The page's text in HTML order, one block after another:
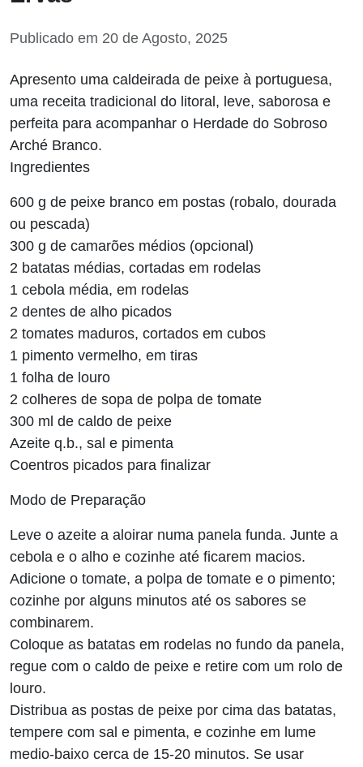
Publicado em 20 de Agosto, 2025
Apresento uma caldeirada de peixe à portuguesa,
uma receita tradicional do litoral, leve, saborosa e
perfeita para acompanhar o Herdade do Sobroso
Arché Branco.
Ingredientes
600 g de peixe branco em postas (robalo, dourada
ou pescada)
300 g de camarões médios (opcional)
2 batatas médias, cortadas em rodelas
1 cebola média, em rodelas
2 dentes de alho picados
2 tomates maduros, cortados em cubos
1 pimento vermelho, em tiras
1 folha de louro
2 colheres de sopa de polpa de tomate
300 ml de caldo de peixe
Azeite q.b., sal e pimenta
Coentros picados para finalizar
Modo de Preparação
Leve o azeite a aloirar numa panela funda. Junte a
cebola e o alho e cozinhe até ficarem macios.
Adicione o tomate, a polpa de tomate e o pimento;
cozinhe por alguns minutos até os sabores se
combinarem.
Coloque as batatas em rodelas no fundo da panela,
regue com o caldo de peixe e retire com um rolo de
louro.
Distribua as postas de peixe por cima das batatas,
tempere com sal e pimenta, e cozinhe em lume
medio-baixo cerca de 15-20 minutos. Se usar